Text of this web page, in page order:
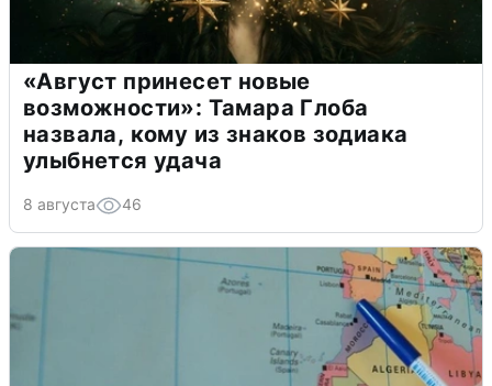
«Август принесет новые
возможности»: Тамара Глоба
назвала, кому из знаков зодиака
улыбнется удача
8 августа 46